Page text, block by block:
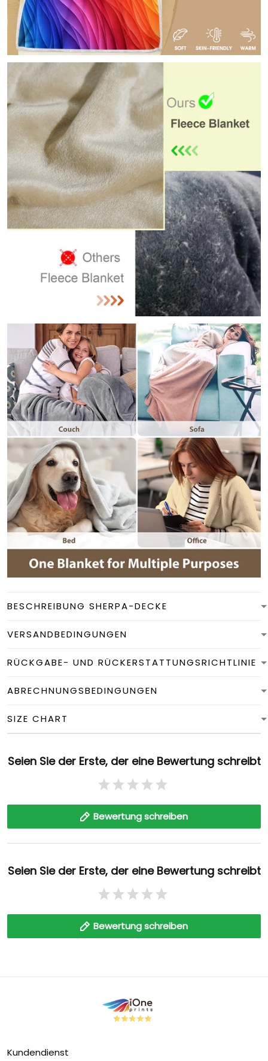
BESCHREIBUNG SHERPA-DECKE
VERSANDBEDINGUNGEN
RÜCKGABE- UND RÜCKERSTATTUNGSRICHTLINIE
ABRECHNUNGSBEDINGUNGEN
SIZE CHART
Seien Sie der Erste, der eine Bewertung schreibt
Bewertung schreiben
Seien Sie der Erste, der eine Bewertung schreibt
Bewertung schreiben
Kundendienst